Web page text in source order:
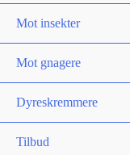
Mot insekter
Mot gnagere
Dyreskremmere
Tilbud